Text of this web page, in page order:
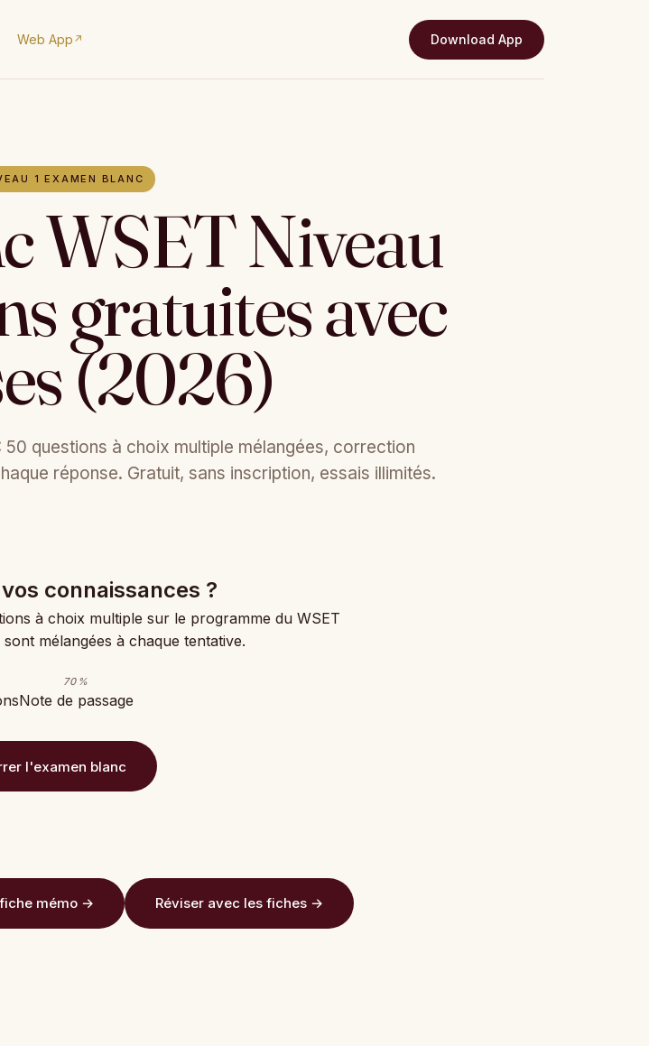
Web App ↗ Download App
1 EXAMEN BLANC
WSET Niveau
gratuites avec
(2026)
50 questions à choix multiple mélangées, correction
réponse. Gratuit, sans inscription, essais illimités.
connaissances ?
à choix multiple sur le programme du WSET
mélangées à chaque tentative.
70%
Note de passage
l'examen blanc
mémo → Réviser avec les fiches →